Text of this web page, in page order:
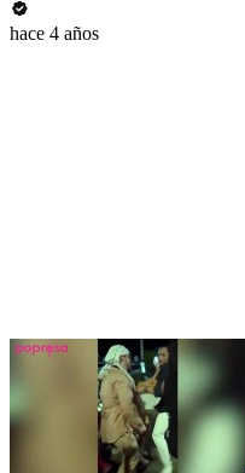
hace 4 años